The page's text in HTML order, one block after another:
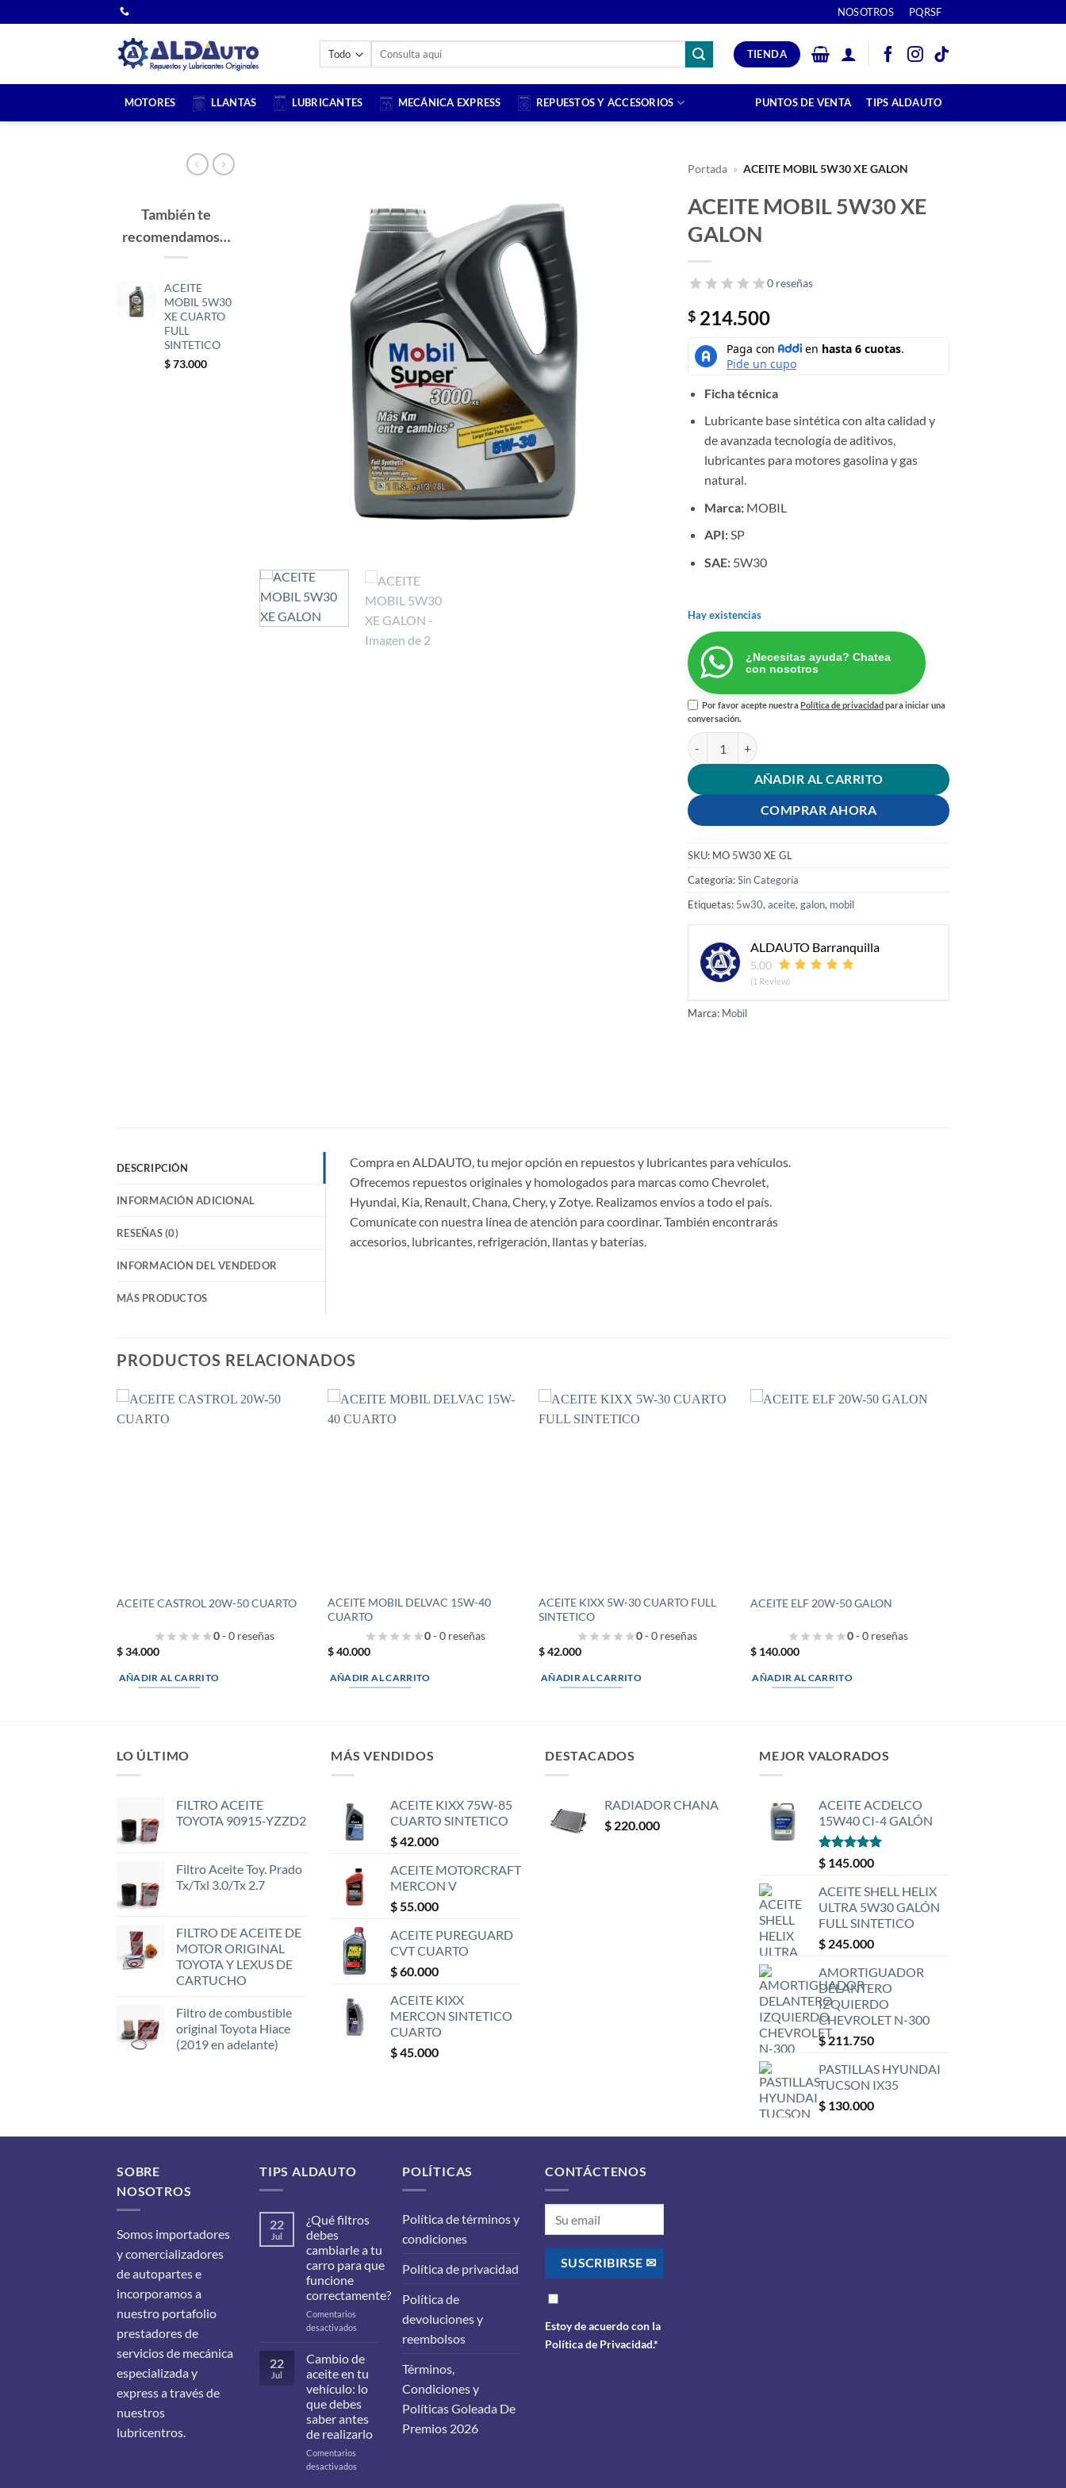
al
NOSOTROS PQRSF
Buscar
TIENDA
MOTORES LLANTAS LUBRICANTES MECÁNICA EXPRESS REPUESTOS Y ACCESORIOS PUNTOS DE VENTA TIPS ALDAUTO
También te
recomendamos…
ACEITE
MOBIL 5W30
XE CUARTO
FULL
SINTETICO
$73.000
Portada » ACEITE MOBIL 5W30 XE GALON
ACEITE MOBIL 5W30 XE
GALON
0 reseñas
$ 214.500
Ficha técnica
Lubricante base sintética con alta calidad y
de avanzada tecnología de aditivos,
lubricantes para motores gasolina y gas
natural.
Marca:MOBIL
API:SP
SAE:5W30
Hay existencias
¿Necesitas ayuda? Chatea
con nosotros
Por favor acepte nuestraPolítica de privacidadpara iniciar una
conversación.
ACEITE MOBIL 5W30 XE GALON cantidad
AÑADIR AL CARRITO
COMPRAR AHORA
SKU: MO 5W30 XE GL
Categoría:Sin Categoría
Etiquetas: 5w30, aceite, galon, mobil
ALDAUTO Barranquilla
5.00
(1 Review)
Marca: Mobil
DESCRIPCIÓN
INFORMACIÓN ADICIONAL
RESEÑAS (0)
INFORMACIÓN DEL VENDEDOR
MÁS PRODUCTOS
Compra en ALDAUTO, tu mejor opción en repuestos y lubricantes para vehículos.
Ofrecemos repuestos originales y homologados para marcas como Chevrolet,
Hyundai, Kia, Renault, Chana, Chery, y Zotye. Realizamos envíos a todo el país.
Comunícate con nuestra línea de atención para coordinar. También encontrarás
accesorios, lubricantes, refrigeración, llantas y baterías.
PRODUCTOS RELACIONADOS
ACEITE CASTROL 20W-50 CUARTO
0- 0 reseñas
$34.000
AÑADIR AL CARRITO
ACEITE MOBIL DELVAC 15W-40
CUARTO
0- 0 reseñas
$40.000
AÑADIR AL CARRITO
ACEITE KIXX 5W-30 CUARTO FULL
SINTETICO
0- 0 reseñas
$42.000
AÑADIR AL CARRITO
ACEITE ELF 20W-50 GALON
0- 0 reseñas
$140.000
AÑADIR AL CARRITO
LO ÚLTIMO
FILTRO ACEITE
TOYOTA 90915-YZZD2
Filtro Aceite Toy. Prado
Tx/Txl 3.0/Tx 2.7
FILTRO DE ACEITE DE
MOTOR ORIGINAL
TOYOTA Y LEXUS DE
CARTUCHO
Filtro de combustible
original Toyota Hiace
(2019 en adelante)
MÁS VENDIDOS
ACEITE KIXX 75W-85
CUARTO SINTETICO
$42.000
ACEITE MOTORCRAFT
MERCON V
$ 55.000
ACEITE PUREGUARD
CVT CUARTO
$60.000
ACEITE KIXX
MERCON SINTETICO
CUARTO
$45.000
DESTACADOS
RADIADOR CHANA
$ 220.000
MEJOR VALORADOS
ACEITE ACDELCO
15W40 CI-4 GALÓN
Valorado
con
$ 145.000
ACEITE SHELL HELIX
ULTRA 5W30 GALÓN
FULL SINTETICO
$ 245.000
AMORTIGUADOR
DELANTERO
IZQUIERDO
CHEVROLET N-300
$211.750
PASTILLAS HYUNDAI
TUCSON IX35
$ 130.000
SOBRE
NOSOTROS
Somos importadores
y comercializadores
de autopartes e
incorporamos a
nuestro portafolio
prestadores de
servicios de mecánica
especializada y
express a través de
nuestros
lubricentros.
TIPS ALDAUTO
22
Jul
¿Qué filtros
debes
cambiarle a tu
carro para que
funcione
correctamente?
Comentarios
desactivados
filtros
cambiarle
a
tu
carro
para
22
Jul
Cambio de
aceite en tu
vehículo: lo
que debes
saber antes
de realizarlo
Comentarios
desactivados
POLÍTICAS
Política de términos y
condiciones
Política de privacidad
Política de
devoluciones y
reembolsos
Términos,
Condiciones y
Políticas Goleada De
Premios 2026
CONTÁCTENOS
Estoy de acuerdo con la
Política de Privacidad.*